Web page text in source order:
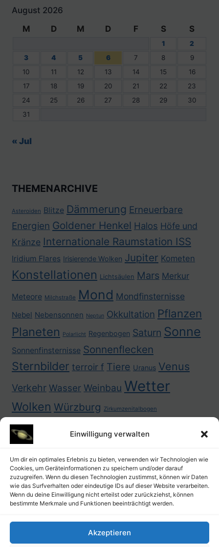
Einwilligung verwalten
Um dir ein optimales Erlebnis zu bieten, verwenden wir Technologien wie
Cookies, um Geräteinformationen zu speichern und/oder darauf
zuzugreifen. Wenn du diesen Technologien zustimmst, können wir Daten
wie das Surfverhalten oder eindeutige IDs auf dieser Website verarbeiten.
Wenn du deine Einwilligung nicht erteilst oder zurückziehst, können
bestimmte Merkmale und Funktionen beeinträchtigt werden.
Akzeptieren
August 2026
M
D M D F S S
1
2
3
4 5 6 7 8
9
10
11 12 13 14 15
16
17
18 19 20 21 22
23
24
25 26 27 28 29
30
31
« Jul
THEMENARCHIVE
Asteroiden Blitze Dämmerung Erneuerbare
Energien Goldener Henkel Halos Höfe und
Kränze Internationale Raumstation ISS
Iridium Flares Irisierende Wolken Jupiter Kometen
Konstellationen Lichtsäulen Mars Merkur
Meteore Milchstraße Mond Mondfinsternisse
Nebel Nebensonnen Neptun Okkultation Pflanzen
Planeten Polarlicht Regenbogen Saturn Sonne
Sonnenfinsternisse Sonnenflecken
Sternbilder terroir f Tiere Uranus Venus
Verkehr Wasser Weinbau Wetter
Wolken Würzburg Zirkumzenitalbogen